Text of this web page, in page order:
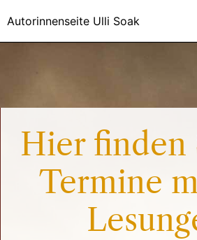
Hier finden
Termine
Autorinnenseite Ulli Soak